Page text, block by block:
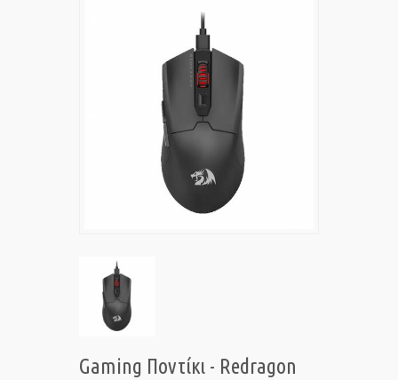
Gaming Ποντίκι - Redragon